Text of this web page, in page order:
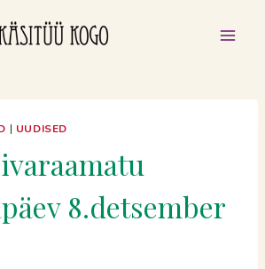
| UUDISED
8.detsember